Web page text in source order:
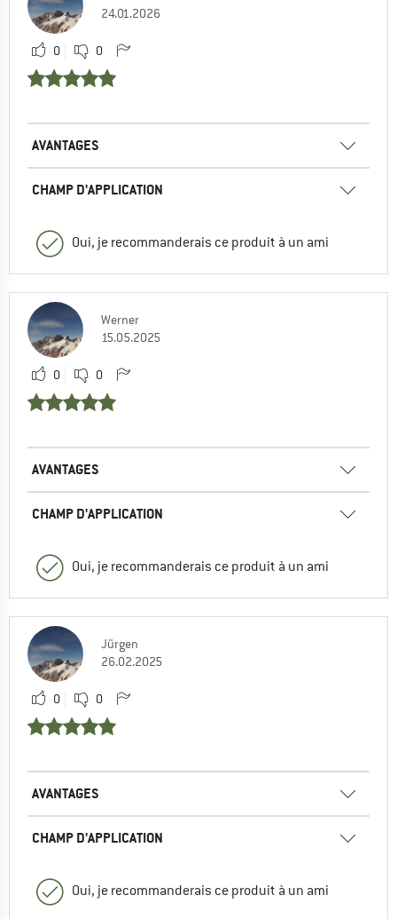
24.01.2026
0 0
AVANTAGES
CHAMP D'APPLICATION
Oui, je recommanderais ce produit à un ami
Werner
15.05.2025
0 0
AVANTAGES
CHAMP D'APPLICATION
Oui, je recommanderais ce produit à un ami
Jürgen
26.02.2025
0 0
AVANTAGES
CHAMP D'APPLICATION
Oui, je recommanderais ce produit à un ami